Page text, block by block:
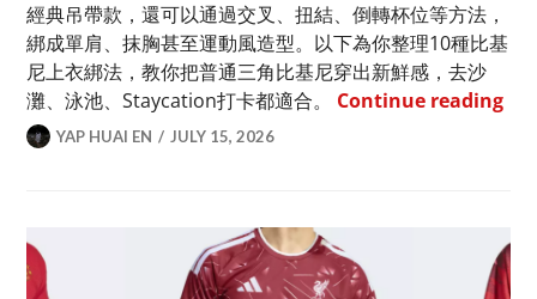
經典吊帶款，還可以通過交叉、扭結、倒轉杯位等方法，
綁成單肩、抹胸甚至運動風造型。以下為你整理10種比基
尼上衣綁法，教你把普通三角比基尼穿出新鮮感，去沙
灘、泳池、Staycation打卡都適合。 Continue reading比
YAP HUAI EN JULY 15, 2026